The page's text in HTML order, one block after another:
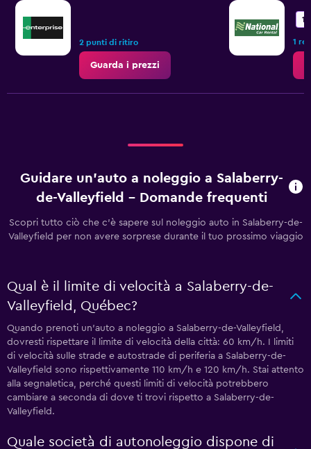
2 punti di ritiro
Guarda i prezzi
1
Guidare un'auto a noleggio a Salaberry-
de-Valleyfield - Domande frequenti
Scopri tutto ciò che c'è sapere sul noleggio auto in Salaberry-de-
Valleyfield per non avere sorprese durante il tuo prossimo viaggio
Qual è il limite di velocità a Salaberry-de-
Valleyfield, Québec?
Quando prenoti un'auto a noleggio a Salaberry-de-Valleyfield,
dovresti rispettare il limite di velocità della città: 60 km/h. I limiti
di velocità sulle strade e autostrade di periferia a Salaberry-de-
Valleyfield sono rispettivamente 110 km/h e 120 km/h. Stai attento
alla segnaletica, perché questi limiti di velocità potrebbero
cambiare a seconda di dove ti trovi rispetto a Salaberry-de-
Valleyfield.
Quale società di autonoleggio dispone di